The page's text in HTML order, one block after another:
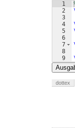
1
2
3
4
5
6
7
8
9
dottex